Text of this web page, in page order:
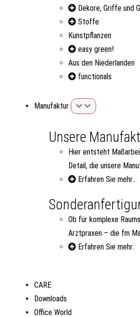
Dekore, Griffe und
Stoffe
Kunstpflanzen
easy green!
Aus den Niederlanden
functionals
Manufaktur
Unsere
Hier entsteht
Detail, die unsere
Erfahren Sie mehr...
Ob für komplexe
Arztpraxen – die fm
Erfahren Sie mehr..
CARE
Downloads
Office World